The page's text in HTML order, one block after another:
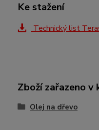
Ke stažení
Technický list
Zboží zařazeno v
Olej na dřevo